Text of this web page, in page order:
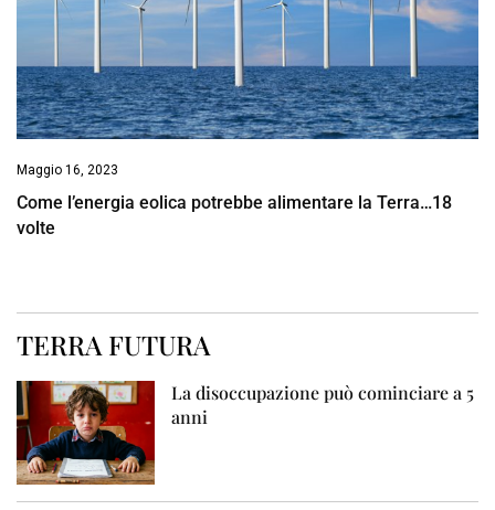
Maggio 16, 2023
Come l’energia eolica potrebbe alimentare la Terra…18
volte
TERRA FUTURA
La disoccupazione può cominciare a 5
anni